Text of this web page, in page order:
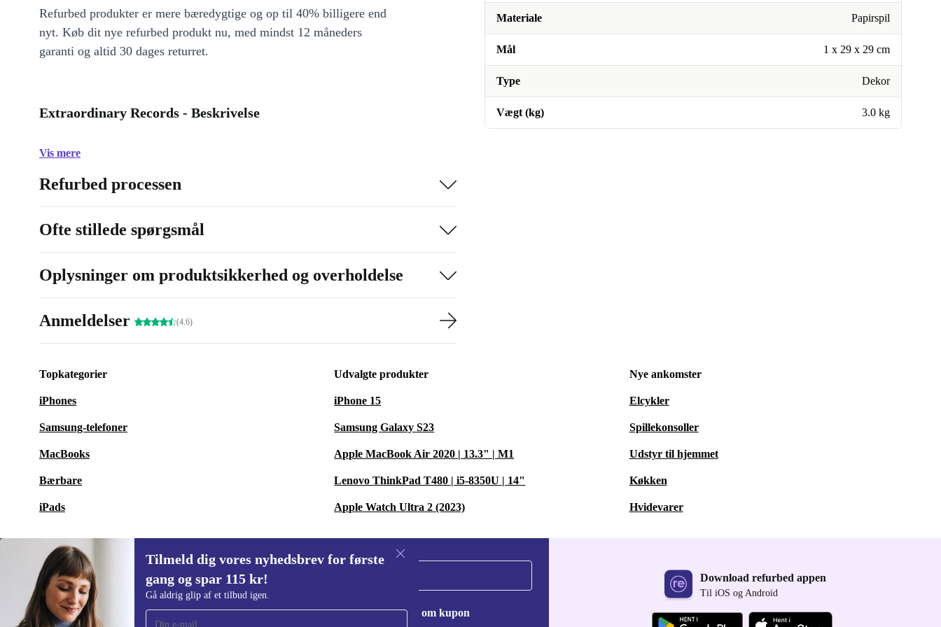
Materiale Papirspil
Mål 1 x 29 x 29 cm
Type Dekor
Vægt (kg) 3.0 kg
Refurbed produkter er mere bæredygtige og op til 40% billigere end
nyt. Køb dit nye refurbed produkt nu, med mindst 12 måneders
garanti og altid 30 dages returret.
Extraordinary Records - Beskrivelse
Vis mere
Refurbed processen
Ofte stillede spørgsmål
Oplysninger om produktsikkerhed og overholdelse
Anmeldelser (4.6)
Topkategorier
iPhones
Samsung-telefoner
MacBooks
Bærbare
iPads
Udvalgte produkter
iPhone 15
Samsung Galaxy S23
Apple MacBook Air 2020 | 13.3" | M1
Lenovo ThinkPad T480 | i5-8350U | 14"
Apple Watch Ultra 2 (2023)
Nye ankomster
Elcykler
Spillekonsoller
Udstyr til hjemmet
Køkken
Hvidevarer
Tilmeld dig vores nyhedsbrev for første
gang og spar 115 kr!
Gå aldrig glip af et tilbud igen.
Tilmeld dig vores nyhedsbrev for første
gang og spar 115 kr!
Anmod om kupon
Download refurbed appen
Til iOS og Android